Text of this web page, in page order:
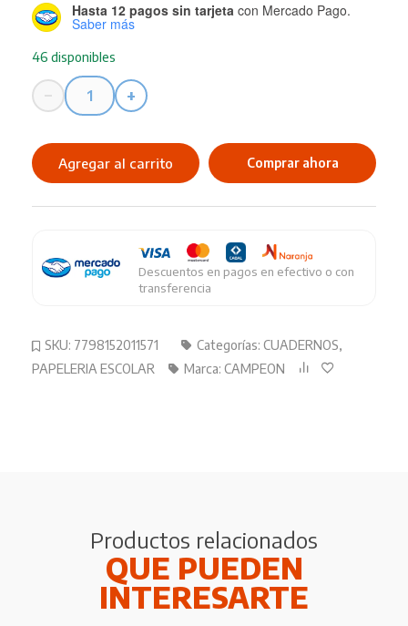
46 disponibles
Hasta 12 pagos sin tarjeta con Mercado Pago.
Saber más
−
Cuaderno
16X21
Cuadriculado
+
Agregar al carrito Comprar ahora
SKU: 7798152011571 Categorías: CUADERNOS,
PAPELERIA ESCOLAR
Marca: CAMPEON
Descuentos en pagos en efectivo o con
transferencia
Productos relacionados